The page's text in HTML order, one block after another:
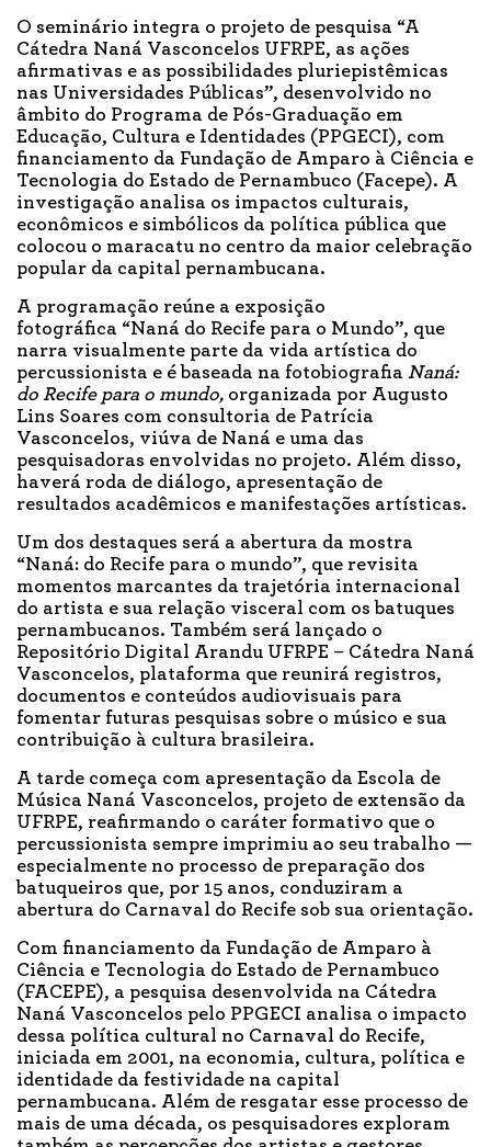
O seminário integra o projeto de pesquisa “A
Cátedra Naná Vasconcelos UFRPE, as ações
afirmativas e as possibilidades pluriepistêmicas
nas Universidades Públicas”, desenvolvido no
âmbito do Programa de Pós-Graduação em
Educação, Cultura e Identidades (PPGECI), com
financiamento da Fundação de Amparo à Ciência e
Tecnologia do Estado de Pernambuco (Facepe). A
investigação analisa os impactos culturais,
econômicos e simbólicos da política pública que
colocou o maracatu no centro da maior celebração
popular da capital pernambucana.
A programação reúne a exposição
fotográfica “Naná do Recife para o Mundo”, que
narra visualmente parte da vida artística do
percussionista e é baseada na fotobiografia Naná:
do Recife para o mundo, organizada por Augusto
Lins Soares com consultoria de Patrícia
Vasconcelos, viúva de Naná e uma das
pesquisadoras envolvidas no projeto. Além disso,
haverá roda de diálogo, apresentação de
resultados acadêmicos e manifestações artísticas.
Um dos destaques será a abertura da mostra
“Naná: do Recife para o mundo”, que revisita
momentos marcantes da trajetória internacional
do artista e sua relação visceral com os batuques
pernambucanos. Também será lançado o
Repositório Digital Arandu UFRPE – Cátedra Naná
Vasconcelos, plataforma que reunirá registros,
documentos e conteúdos audiovisuais para
fomentar futuras pesquisas sobre o músico e sua
contribuição à cultura brasileira.
A tarde começa com apresentação da Escola de
Música Naná Vasconcelos, projeto de extensão da
UFRPE, reafirmando o caráter formativo que o
percussionista sempre imprimiu ao seu trabalho —
especialmente no processo de preparação dos
batuqueiros que, por 15 anos, conduziram a
abertura do Carnaval do Recife sob sua orientação.
Com financiamento da Fundação de Amparo à
Ciência e Tecnologia do Estado de Pernambuco
(FACEPE), a pesquisa desenvolvida na Cátedra
Naná Vasconcelos pelo PPGECI analisa o impacto
dessa política cultural no Carnaval do Recife,
iniciada em 2001, na economia, cultura, política e
identidade da festividade na capital
pernambucana. Além de resgatar esse processo de
mais de uma década, os pesquisadores exploram